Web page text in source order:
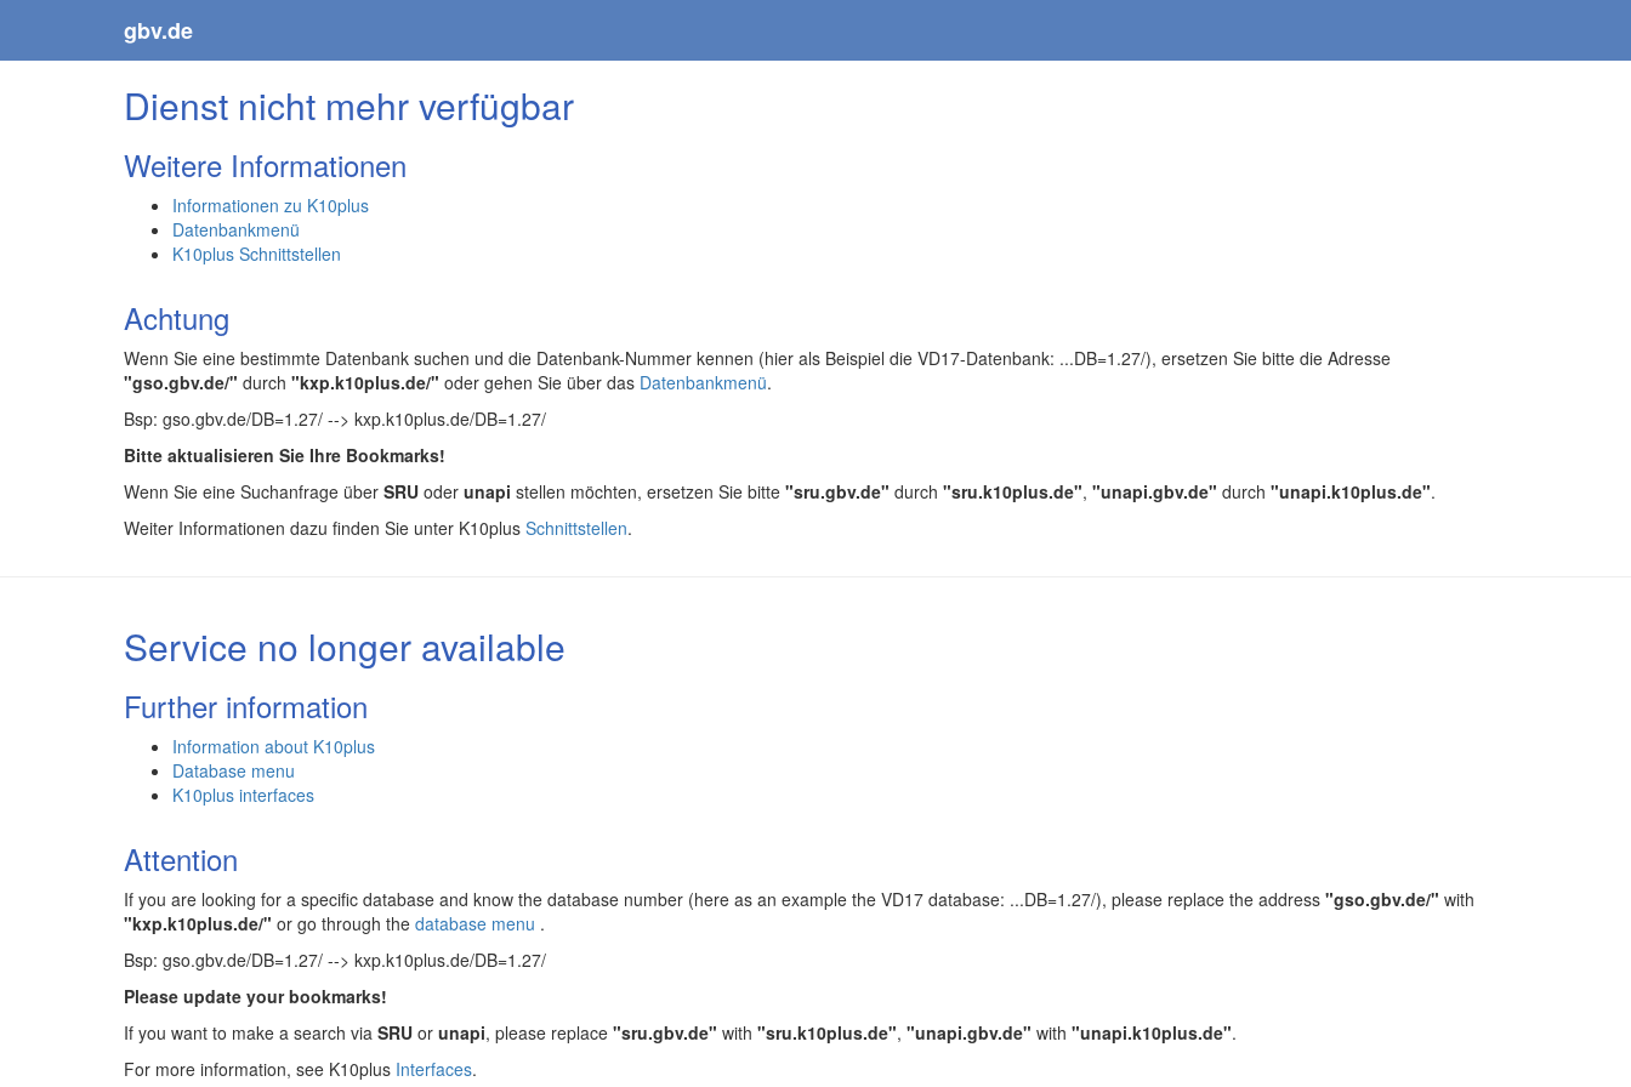
gbv.de
Dienst nicht mehr verfügbar
Weitere Informationen
Informationen zu K10plus
Datenbankmenü
K10plus Schnittstellen
Achtung
Wenn Sie eine bestimmte Datenbank suchen und die Datenbank-Nummer kennen (hier als Beispiel die VD17-Datenbank: ...DB=1.27/), ersetzen Sie bitte die Adresse
"gso.gbv.de/" durch "kxp.k10plus.de/" oder gehen Sie über das Datenbankmenü.
Bsp: gso.gbv.de/DB=1.27/ --> kxp.k10plus.de/DB=1.27/
Bitte aktualisieren Sie Ihre Bookmarks!
Wenn Sie eine Suchanfrage über SRU oder unapi stellen möchten, ersetzen Sie bitte "sru.gbv.de" durch "sru.k10plus.de", "unapi.gbv.de" durch "unapi.k10plus.de".
Weiter Informationen dazu finden Sie unter K10plus Schnittstellen.
Service no longer available
Further information
Information about K10plus
Database menu
K10plus interfaces
Attention
If you are looking for a specific database and know the database number (here as an example the VD17 database: ...DB=1.27/), please replace the address "gso.gbv.de/" with
"kxp.k10plus.de/" or go through the database menu .
Bsp: gso.gbv.de/DB=1.27/ --> kxp.k10plus.de/DB=1.27/
Please update your bookmarks!
If you want to make a search via SRU or unapi, please replace "sru.gbv.de" with "sru.k10plus.de", "unapi.gbv.de" with "unapi.k10plus.de".
For more information, see K10plus Interfaces.